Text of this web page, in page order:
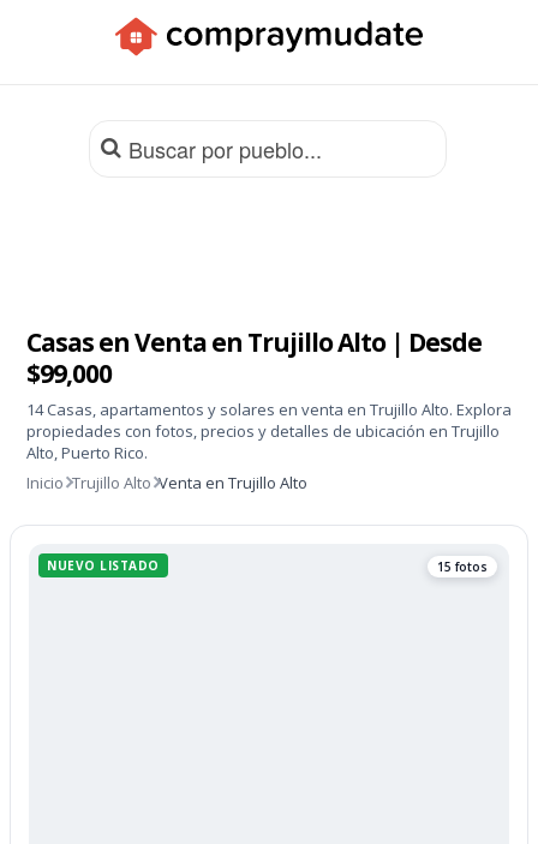
Casas en Venta en Trujillo Alto | Desde
$99,000
14 Casas, apartamentos y solares en venta en Trujillo Alto. Explora
propiedades con fotos, precios y detalles de ubicación en Trujillo
Alto, Puerto Rico.
Inicio Trujillo Alto Venta en Trujillo Alto
Listado actualizado de
NUEVO LISTADO 15 fotos